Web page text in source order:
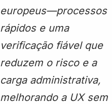
europeus—processos
rápidos e uma
verificação fiável que
reduzem o risco e a
carga administrativa,
melhorando a UX sem